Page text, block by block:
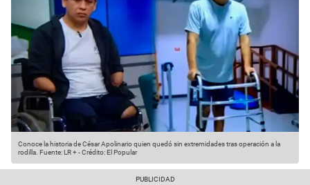
Conoce la historia de César Apolinario quien quedó sin extremidades tras operación a la
rodilla. Fuente: LR +-Crédito: El Popular